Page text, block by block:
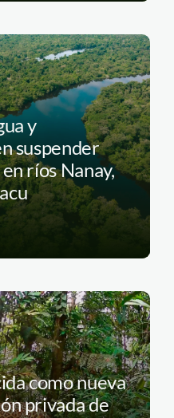
y
suspender
ríos Nanay,
como nueva
privada de